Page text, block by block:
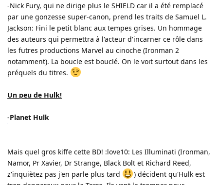
-Nick Fury, qui ne dirige plus le SHIELD car il a été remplacé
par une gonzesse super-canon, prend les traits de Samuel L.
Jackson: Fini le petit blanc aux tempes grises. Un hommage
des auteurs qui permettra à l'acteur d'incarner ce rôle dans
les futres productions Marvel au cinoche (Ironman 2
notamment). La boucle est bouclé. On le voit surtout dans les
préquels du titres.
Un peu de Hulk!
-Planet Hulk
Mais quel gros kiffe cette BD! :love10: Les Illuminati (Ironman,
Namor, Pr Xavier, Dr Strange, Black Bolt et Richard Reed,
z'inquiètez pas j'en parle plus tard
) décident qu'Hulk est